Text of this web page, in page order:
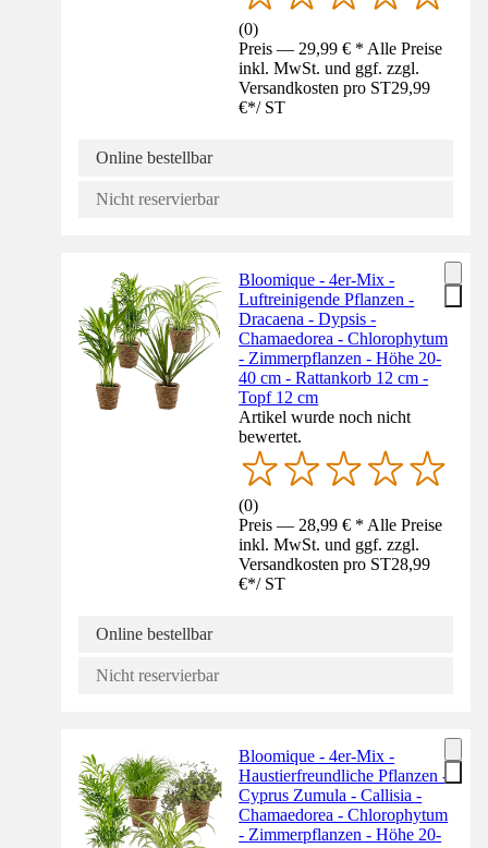
(0)
Preis — 29,99 € * Alle Preise
inkl. MwSt. und ggf. zzgl.
Versandkosten pro ST29,99
€*/ ST
Online bestellbar
Nicht reservierbar
Bloomique - 4er-Mix -
Luftreinigende Pflanzen -
Dracaena - Dypsis -
Chamaedorea - Chlorophytum
- Zimmerpflanzen - Höhe 20-
40 cm - Rattankorb 12 cm -
Topf 12 cm
Artikel wurde noch nicht
bewertet.
(0)
Preis — 28,99 € * Alle Preise
inkl. MwSt. und ggf. zzgl.
Versandkosten pro ST28,99
€*/ ST
Online bestellbar
Nicht reservierbar
Bloomique - 4er-Mix -
Haustierfreundliche Pflanzen -
Cyprus Zumula - Callisia -
Chamaedorea - Chlorophytum
- Zimmerpflanzen - Höhe 20-